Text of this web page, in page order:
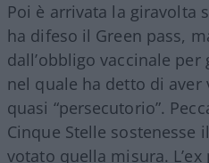
Poi è arrivata la giravolta
ha difeso il Green pass,
dall’obbligo vaccinale
nel quale ha detto di
quasi “persecutorio”.
Cinque Stelle sostenesse
votato quella misura.